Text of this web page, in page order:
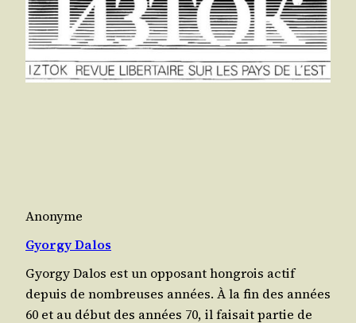
Anonyme
Gyorgy Dalos
Gyor­gy Dalos est un oppo­sant hon­grois actif
depuis de nom­breuses années. À la fin des années
60 et au début des années 70, il fai­sait par­tie de